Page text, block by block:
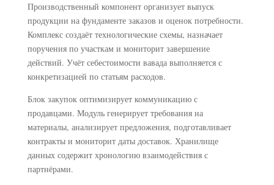
Производственный компонент организует выпуск
продукции на фундаменте заказов и оценок потребности.
Комплекс создаёт технологические схемы, назначает
поручения по участкам и мониторит завершение
действий. Учёт себестоимости вавада выполняется с
конкретизацией по статьям расходов.
Блок закупок оптимизирует коммуникацию с
продавцами. Модуль генерирует требования на
материалы, анализирует предложения, подготавливает
контракты и мониторит даты доставок. Хранилище
данных содержит хронологию взаимодействия с
партнёрами.